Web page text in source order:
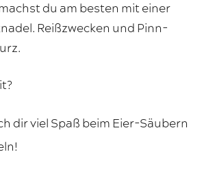
du am besten mit einer
Reißzwecken und Pinn-
dir viel Spaß beim Eier-Säubern